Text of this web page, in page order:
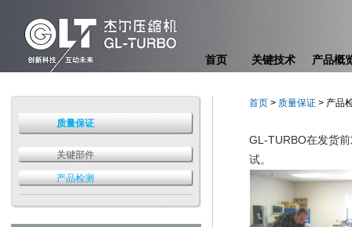
首页 关键技术 产品概
首页 > 质量保证 > 产品
GL-TURBO在发货
试。
质量保证
关键部件
产品检测